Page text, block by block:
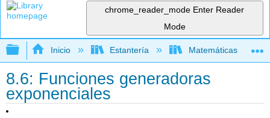
chrome_reader_mode Enter Reader
Mode
Expandir/contraer jerarquía global
Inicio Estantería Matemáticas
8.6: Funciones generadoras
exponenciales